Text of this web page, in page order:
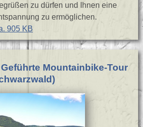
zu dürfen und Ihnen eine
zu ermöglichen.
905 KB
Geführte Mountainbike-Tour